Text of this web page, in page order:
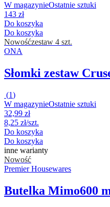
W magazynieOstatnie sztuki
143 zł
Do koszyka
Do koszyka
Nowośćzestaw 4 szt.
ONA
Słomki zestaw
(1)
W magazynieOstatnie sztuki
32,99 zł
8,25 zł/szt.
Do koszyka
Do koszyka
inne warianty
Nowość
Premier Housewares
Butelka Mimo600